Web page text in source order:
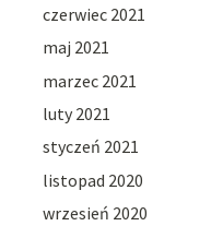
czerwiec 2021
maj 2021
marzec 2021
luty 2021
styczeń 2021
listopad 2020
wrzesień 2020